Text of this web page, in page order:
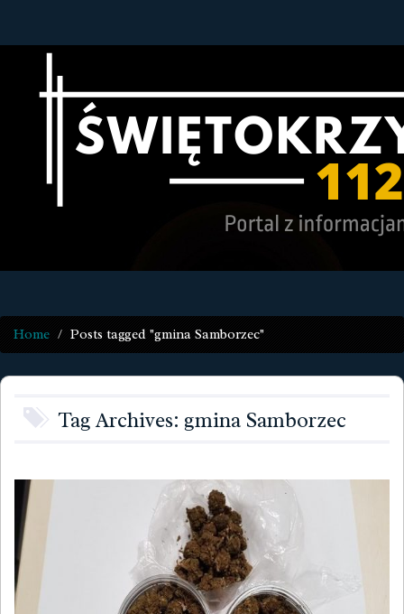
Home Posts tagged "gmina Samborzec"
Tag Archives: gmina Samborzec